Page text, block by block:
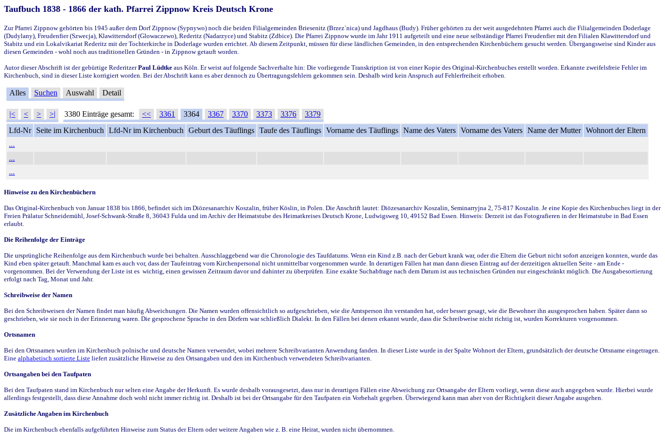
Taufbuch 1838 - 1866 der kath. Pfarrei Zippnow Kreis Deutsch Krone
Zur Pfarrei Zippnow gehörten bis 1945 außer dem Dorf Zippnow (Sypnywo) noch die beiden Filialgemeinden Briesenitz (Brzez`nica) und Jagdhaus (Budy). Früher gehörten zu der weit ausgedehnten Pfarrei auch die Filialgemeinden Doderlage
(Dudylany), Freudenfier (Szwecja), Klawittersdorf (Glowaczewo), Rederitz (Nadarzyce) und Stabitz (Zdbice). Die Pfarrei Zippnow wurde im Jahr 1911 aufgeteilt und eine neue selbständige Pfarrei Freudenfier mit den Filialen Klawittersdorf und
Stabitz und ein Lokalvikariat Rederitz mit der Tochterkirche in Doderlage wurden errichtet. Ab diesem Zeitpunkt, müssen für diese ländlichen Gemeinden, in den entsprechenden Kirchenbüchern gesucht werden. Übergangsweise sind Kinder aus
diesen Gemeinden - wohl noch aus traditionellen Gründen - in Zippnow getauft worden.
Autor dieser Abschrift ist der gebürtige RederitzerPaul Lüdtke aus Köln. Er weist auf folgende Sachverhalte hin: Die vorliegende Transkription ist von einer Kopie des Original-Kirchenbuches erstellt worden. Erkannte zweifelsfreie Fehler im
Kirchenbuch, sind in dieser Liste korrigiert worden. Bei der Abschrift kann es aber dennoch zu Übertragungsfehlern gekommen sein. Deshalb wird kein Anspruch auf Fehlerfreiheit erhoben.
Alles Suchen Auswahl Detail
|< < > >| 3380 Einträge gesamt: << 3361 3364 3367 3370 3373 3376
3379
Lfd-Nr
Seite im Kirchenbuch Lfd-Nr im Kirchenbuch Geburt des Täuflings Taufe des Täuflings Vorname des Täuflings Name des Vaters Vorname des Vaters Name der Mutter Wohnort der Eltern
...
...
...
Hinweise zu den Kirchenbüchern
Das Original-Kirchenbuch von Januar 1838 bis 1866, befindet sich im Diözesanarchiv Koszalin, früher Köslin, in Polen. Die Anschrift lautet: Diözesanarchiv Koszalin, Seminarryjna 2, 75-817 Koszalin. Je eine Kopie des Kirchenbuches liegt in der
Freien Prälatur Schneidemühl, Josef-Schwank-Straße 8, 36043 Fulda und im Archiv der Heimatstube des Heimatkreises Deutsch Krone, Ludwigsweg 10, 49152 Bad Essen. Hinweis: Derzeit ist das Fotografieren in der Heimatstube in Bad Essen
erlaubt.
Die Reihenfolge der Einträge
Die ursprüngliche Reihenfolge aus dem Kirchenbuch wurde bei behalten. Ausschlaggebend war die Chronologie des Taufdatums. Wenn ein Kind z.B. nach der Geburt krank war, oder die Eltern die Geburt nicht sofort anzeigen konnten, wurde das
Kind eben später getauft. Manchmal kam es auch vor, dass der Taufeintrag vom Kirchenpersonal nicht unmittelbar vorgenommen wurde. In derartigen Fällen hat man dann diesen Eintrag auf der derzeitigen aktuellen Seite - am Ende -
vorgenommen. Bei der Verwendung der Liste ist es wichtig, einen gewissen Zeitraum davor und dahinter zu überprüfen. Eine exakte Suchabfrage nach dem Datum ist aus technischen Gründen nur eingeschränkt möglich. Die Ausgabesortierung
erfolgt nach Tag, Monat und Jahr.
Schreibweise der Namen
Bei den Schreibweisen der Namen findet man häufig Abweichungen. Die Namen wurden offensichtlich so aufgeschrieben, wie die Amtsperson ihn verstanden hat, oder besser gesagt, wie die Bewohner ihn ausgesprochen haben. Später dann so
geschrieben, wie sie noch in der Erinnerung waren. Die gesprochene Sprache in den Dörfern war schließlich Dialekt. In den Fällen bei denen erkannt wurde, dass die Schreibweise nicht richtig ist, wurden Korrekturen vorgenommen.
Ortsnamen
Bei den Ortsnamen wurden im Kirchenbuch polnische und deutsche Namen verwendet, wobei mehrere Schreibvarianten Anwendung fanden. In dieser Liste wurde in der Spalte Wohnort der Eltern, grundsätzlich der deutsche Ortsname eingetragen.
Eine alphabetisch sortierte Liste liefert zusätzliche Hinweise zu den Ortsangaben und den im Kirchenbuch verwendeten Schreibvarianten.
Ortsangaben bei den Taufpaten
Bei den Taufpaten stand im Kirchenbuch nur selten eine Angabe der Herkunft. Es wurde deshalb vorausgesetzt, dass nur in derartigen Fällen eine Abweichung zur Ortsangabe der Eltern vorliegt, wenn diese auch angegeben wurde. Hierbei wurde
allerdings festgestellt, dass diese Annahme doch wohl nicht immer richtig ist. Deshalb ist bei der Ortsangabe für den Taufpaten ein Vorbehalt gegeben. Überwiegend kann man aber von der Richtigkeit dieser Angabe ausgehen.
Zusätzliche Angaben im Kirchenbuch
Die im Kirchenbuch ebenfalls aufgeführten Hinweise zum Status der Eltern oder weitere Angaben wie z. B. eine Heirat, wurden nicht übernommen.